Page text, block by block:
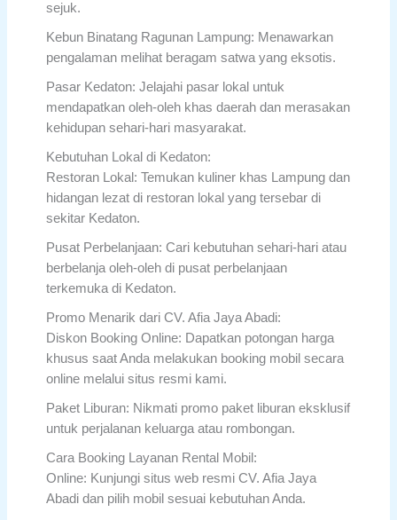
sejuk.
Kebun Binatang Ragunan Lampung: Menawarkan
pengalaman melihat beragam satwa yang eksotis.
Pasar Kedaton: Jelajahi pasar lokal untuk
mendapatkan oleh-oleh khas daerah dan merasakan
kehidupan sehari-hari masyarakat.
Kebutuhan Lokal di Kedaton:
Restoran Lokal: Temukan kuliner khas Lampung dan
hidangan lezat di restoran lokal yang tersebar di
sekitar Kedaton.
Pusat Perbelanjaan: Cari kebutuhan sehari-hari atau
berbelanja oleh-oleh di pusat perbelanjaan
terkemuka di Kedaton.
Promo Menarik dari CV. Afia Jaya Abadi:
Diskon Booking Online: Dapatkan potongan harga
khusus saat Anda melakukan booking mobil secara
online melalui situs resmi kami.
Paket Liburan: Nikmati promo paket liburan eksklusif
untuk perjalanan keluarga atau rombongan.
Cara Booking Layanan Rental Mobil:
Online: Kunjungi situs web resmi CV. Afia Jaya
Abadi dan pilih mobil sesuai kebutuhan Anda.